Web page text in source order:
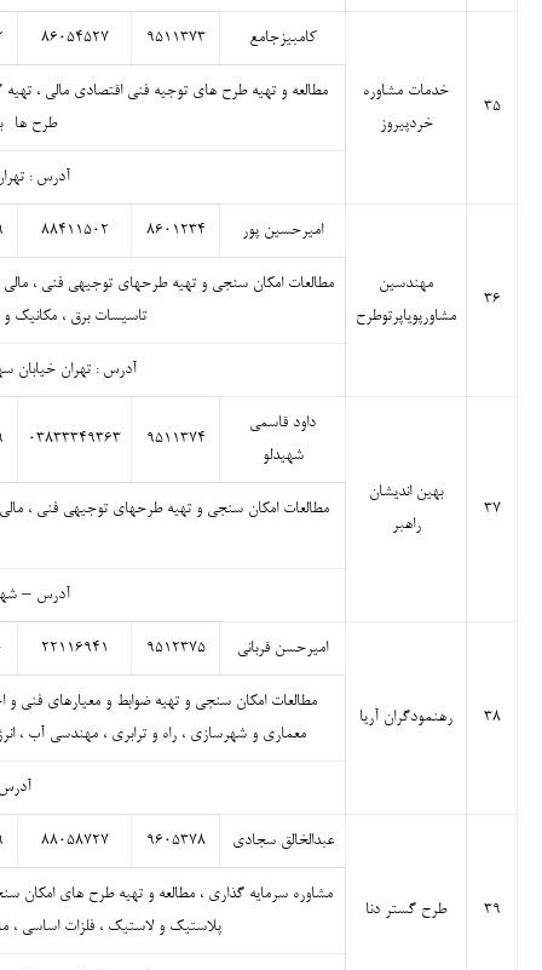
۳۵
خدمات مشاوره
خردپیروز
کامبیزجامع ۹۵۱۱۳۷۳ ۸۶۰۵۴۵۲۷
مطالعه و تهیه طرح های توجیه فنی اقتصادی مالی ،
طرح ها-
آدرس :
۳۶
مهندسین
مشاورپویاپرتوطرح
امیرحسین پور ۸۶۰۱۲۳۴ ۸۸۴۱۱۵۰۲
مطالعات امکان سنجی و تهیه طرحهای توجیهی فنی ،
تاسیسات برق ، مکانیک
آدرس : تهران خیابان سهروردی
۳۷
بهین اندیشان
راهبر
داود قاسمی
شهیدلو
۹۵۱۱۳۷۴ ۰۳۸۳۳۳۴۹۳۶۳
مطالعات امکان سنجی و تهیه طرحهای توجیهی فنی ،
آدرس –
۳۸ رهنمودگران آریا
امیرحسن قربانی ۹۵۱۲۳۷۵ ۲۲۱۱۶۹۴۱
مطالعات امکان سنجی و تهیه ضوابط و معیارهای
معماری و شهرسازی ، راه و ترابری ، مهندسی آب ،
آدرس
۳۹ طرح گستر دنا
عبدالخالق سجادی ۹۶۰۵۳۷۸ ۸۸۰۵۸۷۲۷
مشاوره سرمایه گذاری ، مطالعه و تهیه طرح های امکان
پلاستیک و لاستیک ، فلزات اساسی ،